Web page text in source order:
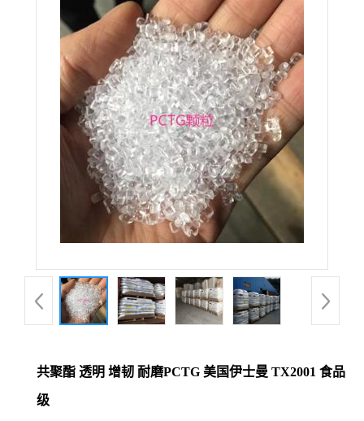
共聚酯 透明 增韧 耐磨PCTG 美国伊士曼 TX2001 食品
级